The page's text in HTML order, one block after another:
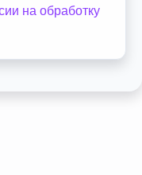
на обработку